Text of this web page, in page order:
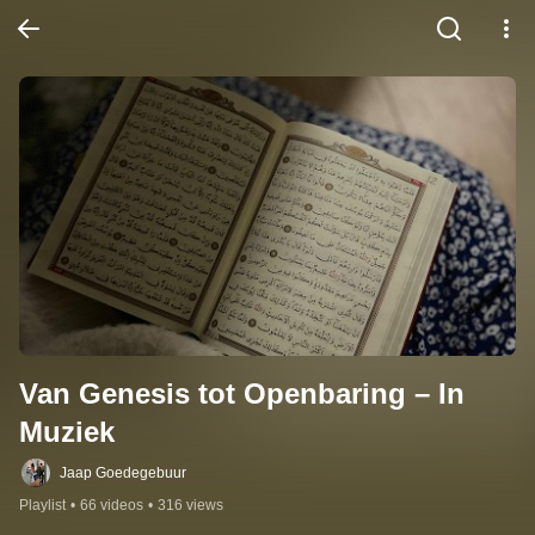
Van Genesis tot Openbaring – In
Muziek
Jaap Goedegebuur
Playlist • 66 videos • 316 views